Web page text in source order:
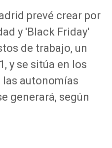
prevé crear por
y 'Black Friday'
de trabajo, un
y se sitúa en los
autonomías
generará, según